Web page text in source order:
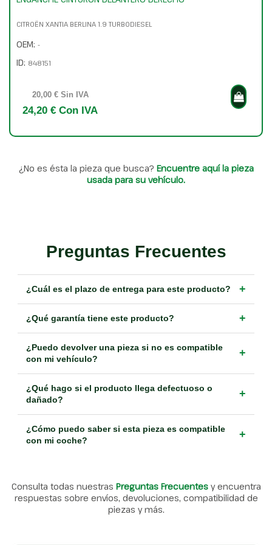
CITROËN XANTIA BERLINA 1.9 TURBODIESEL
OEM: -
ID: 848151
20,00 € Sin IVA
24,20 € Con IVA
¿No es ésta la pieza que busca? Encuentre aquí la pieza
usada para su vehículo.
Preguntas Frecuentes
¿Cuál es el plazo de entrega para este producto? +
¿Qué garantía tiene este producto? +
¿Puedo devolver una pieza si no es compatible
con mi vehículo?
+
¿Qué hago si el producto llega defectuoso o
dañado?
+
¿Cómo puedo saber si esta pieza es compatible
con mi coche?
+
Consulta todas nuestras Preguntas Frecuentes y encuentra
respuestas sobre envíos, devoluciones, compatibilidad de
piezas y más.